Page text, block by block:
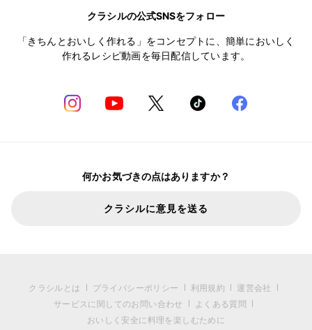
クラシルの公式SNSをフォロー
「きちんとおいしく作れる」をコンセプトに、簡単においしく
作れるレシピ動画を毎日配信しています。
何かお気づきの点はありますか？
クラシルに意見を送る
クラシルとは プライバシーポリシー 利用規約
運営会社
サービスに関してのお問い合わせ
よくある質問
おいしく安全に料理を楽しむために